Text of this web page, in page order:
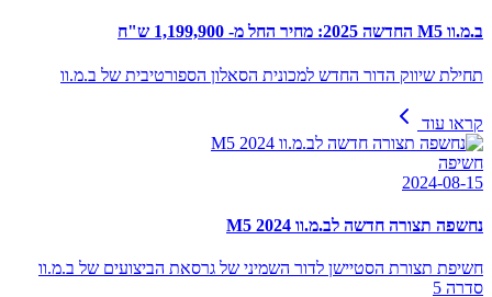
ב.מ.וו M5 החדשה 2025: מחיר החל מ- 1,199,900 ש"ח
תחילת שיווק הדור החדש למכונית הסאלון הספורטיבית של ב.מ.וו
קראו עוד
חשיפה
2024-08-15
נחשפה תצורה חדשה לב.מ.וו M5 2024
חשיפת תצורת הסטיישן לדור השמיני של גרסאת הביצועים של ב.מ.וו
סדרה 5